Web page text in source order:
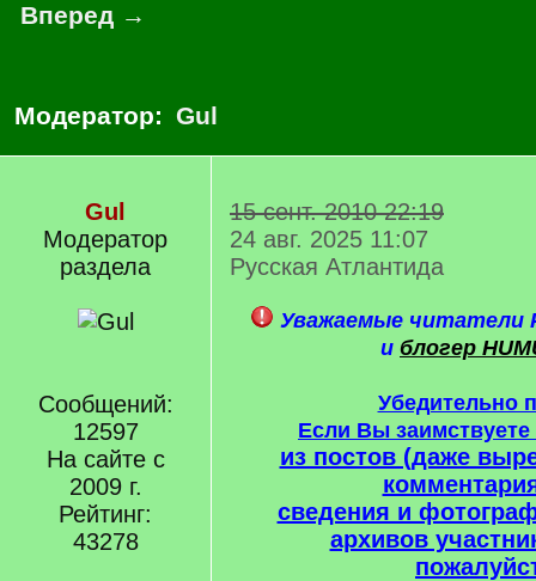
Вперед →
Модератор: Gul
Gul
Модератор
раздела
Сообщений:
12597
На сайте с
2009 г.
Рейтинг:
43278
15 сент. 2010 22:19
24 авг. 2025 11:07
Русская Атлантида
Уважаемые читатели
и блогер
Убедительно
Если Вы
из постов (даже
сведения и
архивов